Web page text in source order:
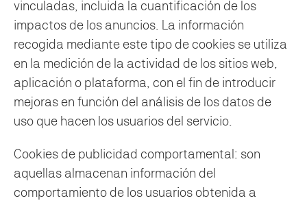
vinculadas, incluida la cuantificación de los
impactos de los anuncios. La información
recogida mediante este tipo de cookies se utiliza
en la medición de la actividad de los sitios web,
aplicación o plataforma, con el fin de introducir
mejoras en función del análisis de los datos de
uso que hacen los usuarios del servicio.
Cookies de publicidad comportamental: son
aquellas almacenan información del
comportamiento de los usuarios obtenida a